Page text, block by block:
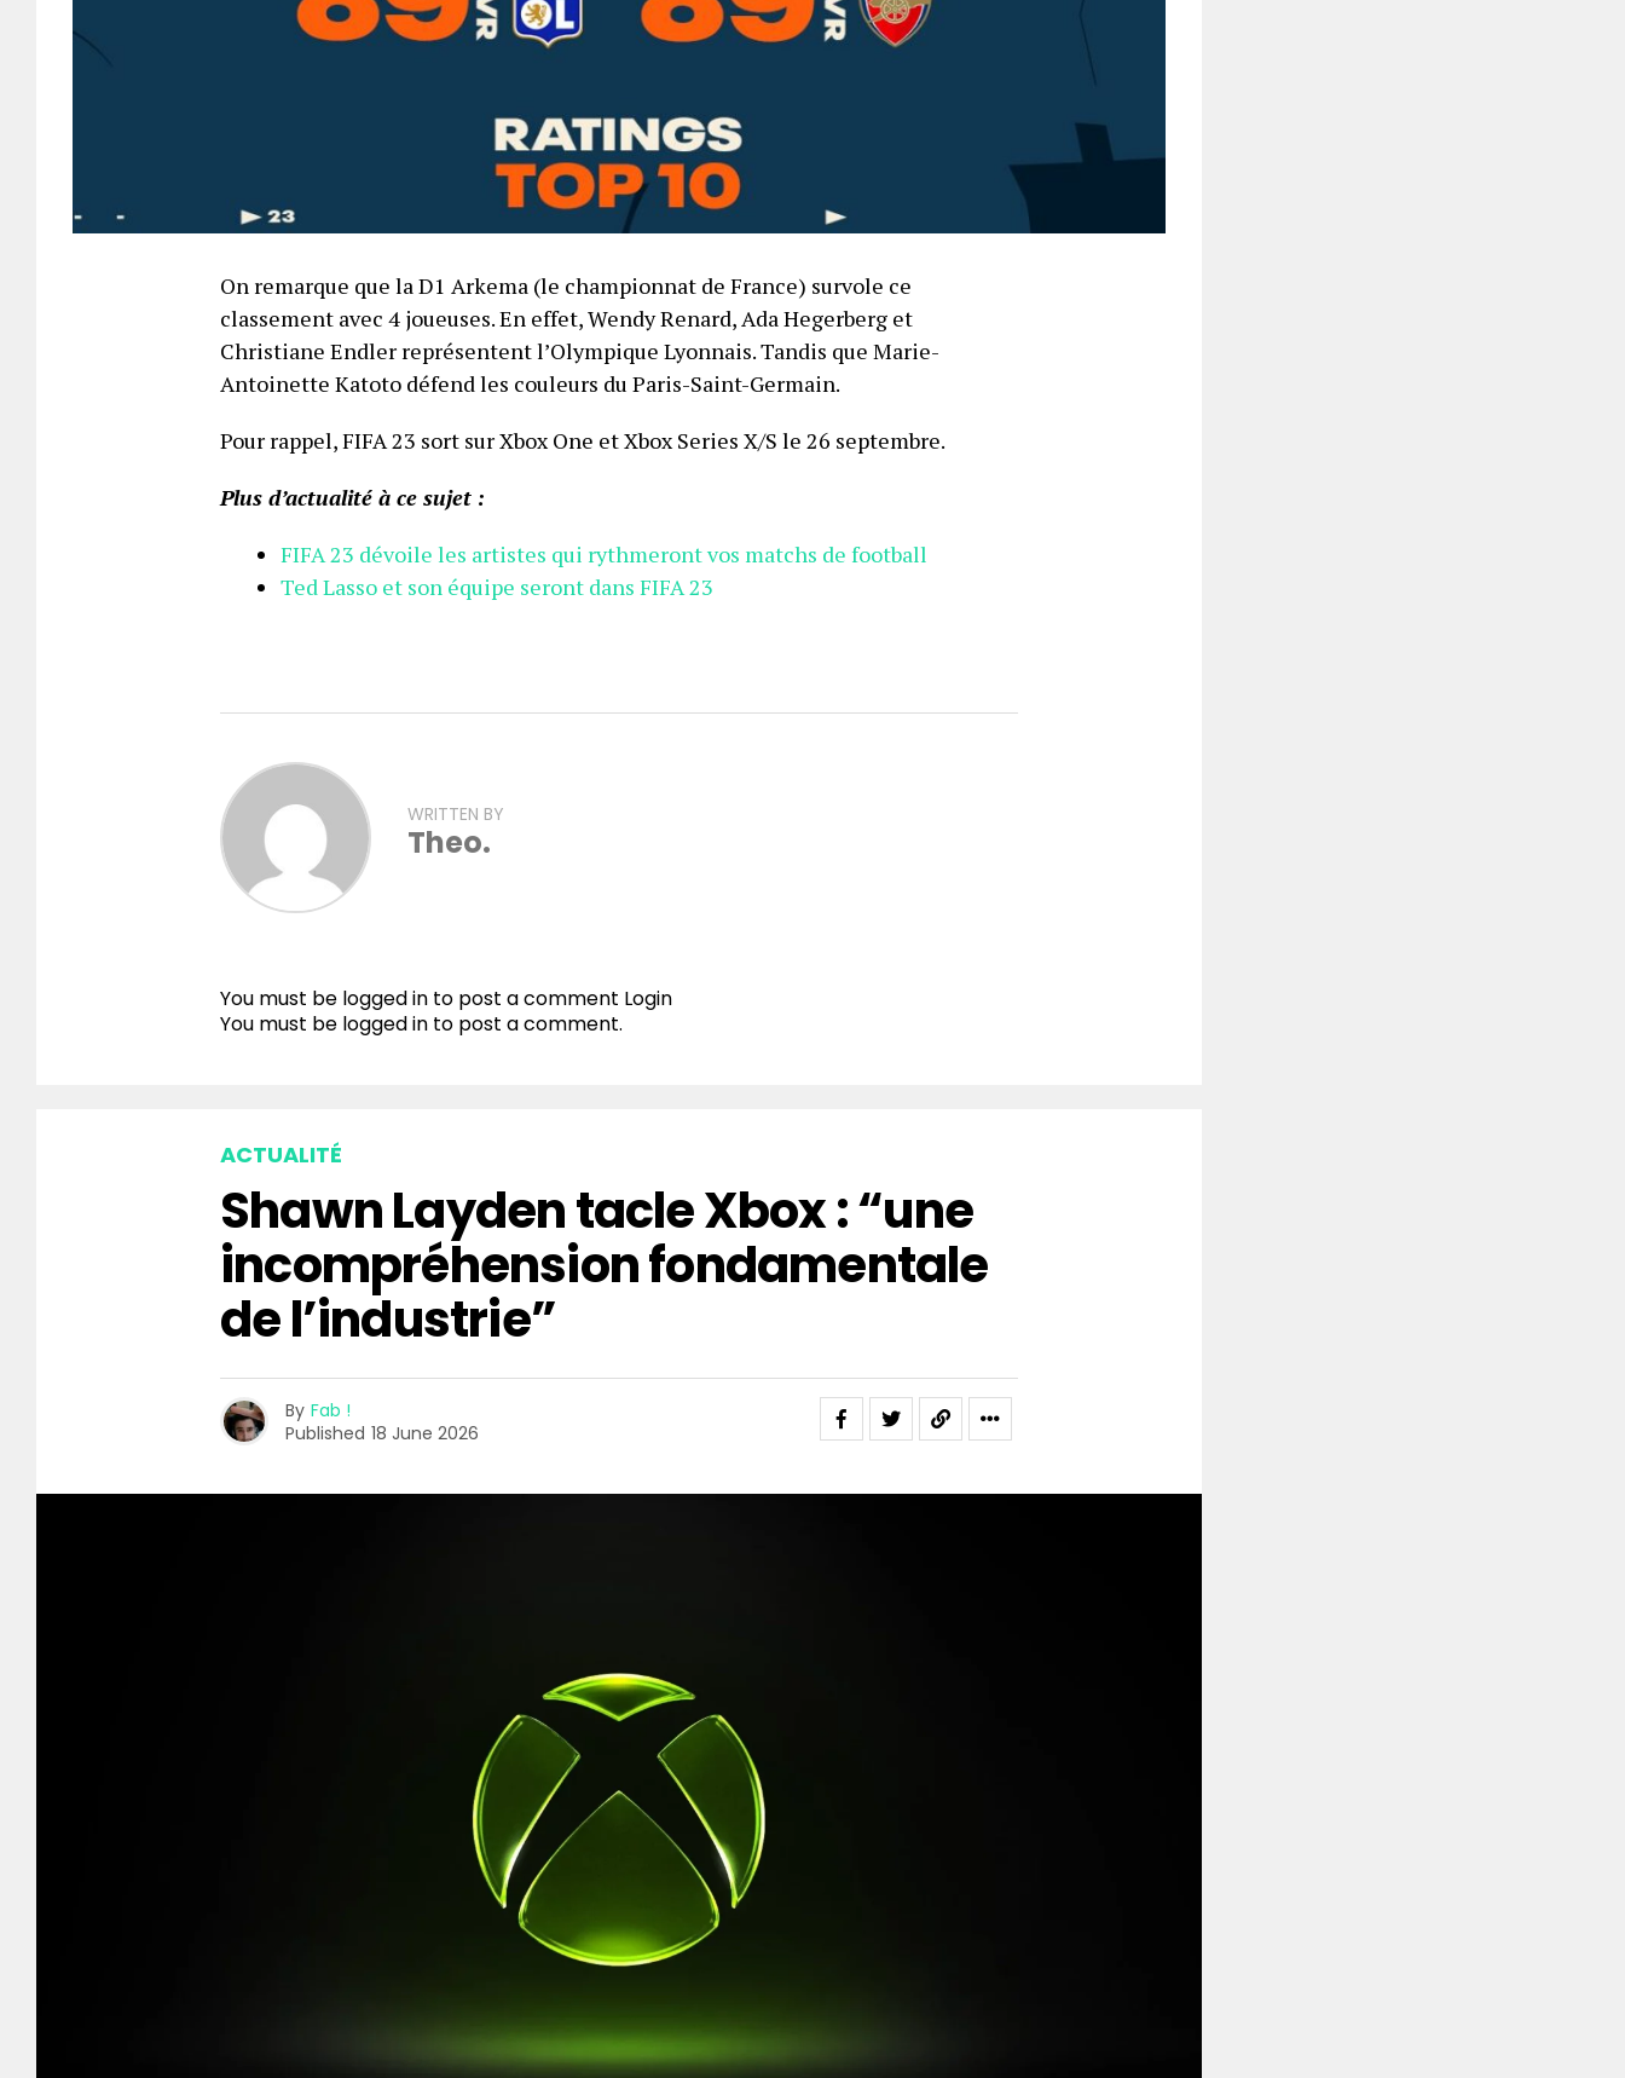
On remarque que la D1 Arkema (le championnat de France) survole ce
classement avec 4 joueuses. En effet, Wendy Renard, Ada Hegerberg et
Christiane Endler représentent l’Olympique Lyonnais. Tandis que Marie-
Antoinette Katoto défend les couleurs du Paris-Saint-Germain.
Pour rappel, FIFA 23 sort sur Xbox One et Xbox Series X/S le 26 septembre.
Plus d’actualité à ce sujet :
FIFA 23 dévoile les artistes qui rythmeront vos matchs de football
Ted Lasso et son équipe seront dans FIFA 23
WRITTEN BY
Theo.
You must be logged in to post a comment Login
You must be logged in to post a comment.
ACTUALITÉ
Shawn Layden tacle Xbox : “une
incompréhension fondamentale
de l’industrie”
By Fab !
Published 18 June 2026